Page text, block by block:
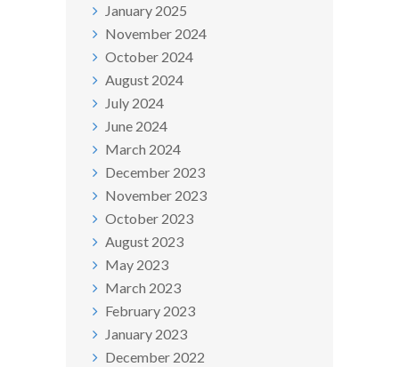
January 2025
November 2024
October 2024
August 2024
July 2024
June 2024
March 2024
December 2023
November 2023
October 2023
August 2023
May 2023
March 2023
February 2023
January 2023
December 2022